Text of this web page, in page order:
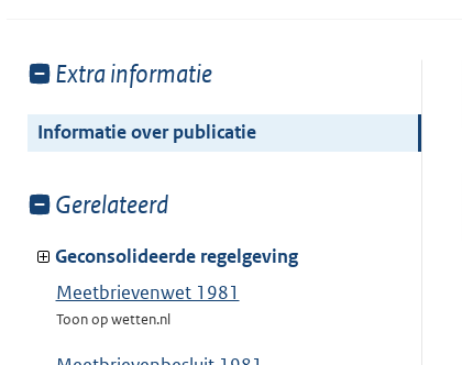
Toon
van:
Extra informatie
Informatie over publicatie
Toon
van:
Gerelateerd
Geconsolideerde regelgeving
Meetbrievenwet 1981
Toon op wetten.nl